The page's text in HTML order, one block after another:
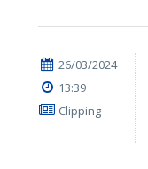
26/03/2024
13:39
Clipping